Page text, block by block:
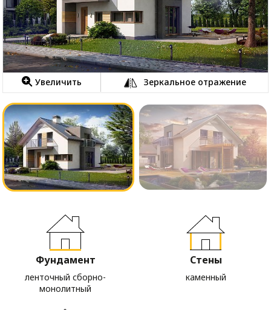
Увеличить Зеркальное отражение
Фундамент
ленточный сборно-
монолитный
Стены
каменный